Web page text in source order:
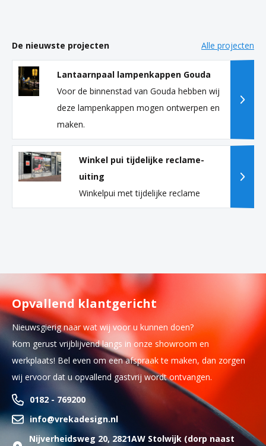
De nieuwste projecten Alle projecten
Lantaarnpaal lampenkappen Gouda
Voor de binnenstad van Gouda hebben wij
deze lampenkappen mogen ontwerpen en
maken.
Winkel pui tijdelijke reclame-
uiting
Winkelpui met tijdelijke reclame
Opvallend klantgericht
Nieuwsgierig naar wat wij voor u kunnen doen?
Kom gerust vrijblijvend langs in onze showroom en
werkplaats! Bel even om een afspraak te maken, dan zorgen
wij ervoor dat u opvallend gastvrij wordt ontvangen.
0182 - 769200
info@vrekadesign.nl
Nijverheidsweg 20, 2821AW Stolwijk (dorp naast